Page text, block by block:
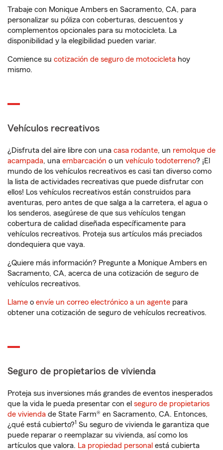
Trabaje con Monique Ambers en Sacramento, CA, para
personalizar su póliza con coberturas, descuentos y
complementos opcionales para su motocicleta. La
disponibilidad y la elegibilidad pueden variar.
Comience su cotización de seguro de motocicleta hoy
mismo.
Vehículos recreativos
¿Disfruta del aire libre con una casa rodante, un remolque de
acampada, una embarcación o un vehículo todoterreno? ¡El
mundo de los vehículos recreativos es casi tan diverso como
la lista de actividades recreativas que puede disfrutar con
ellos! Los vehículos recreativos están construidos para
aventuras, pero antes de que salga a la carretera, el agua o
los senderos, asegúrese de que sus vehículos tengan
cobertura de calidad diseñada específicamente para
vehículos recreativos. Proteja sus artículos más preciados
dondequiera que vaya.
¿Quiere más información? Pregunte a Monique Ambers en
Sacramento, CA, acerca de una cotización de seguro de
vehículos recreativos.
Llame o envíe un correo electrónico a un agente para
obtener una cotización de seguro de vehículos recreativos.
Seguro de propietarios de vivienda
Proteja sus inversiones más grandes de eventos inesperados
que la vida le pueda presentar con el seguro de propietarios
de vivienda de State Farm® en Sacramento, CA. Entonces,
¿qué está cubierto?1 Su seguro de vivienda le garantiza que
puede reparar o reemplazar su vivienda, así como los
artículos que valora. La propiedad personal está cubierta